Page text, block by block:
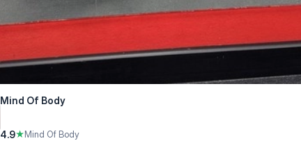
Mind Of Body
4.9★Mind Of Body